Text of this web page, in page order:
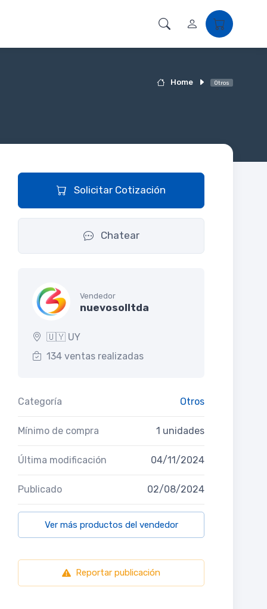
Home Otros
Solicitar Cotización
Chatear
Vendedor
nuevosolltda
🇺🇾 UY
134 ventas realizadas
Categoría Otros
Mínimo de compra 1 unidades
Última modificación 04/11/2024
Publicado 02/08/2024
Ver más productos del vendedor
Reportar publicación